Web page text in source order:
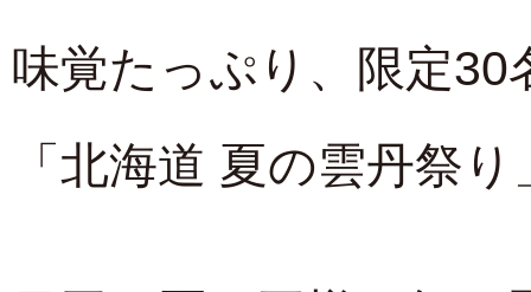
味覚たっぷり、限定
「北海道 夏の雲丹祭